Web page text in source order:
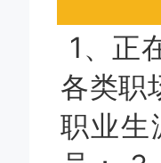
1、正
各类职
职业生